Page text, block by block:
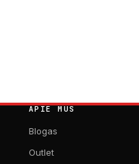
APIE MUS
Blogas
Outlet